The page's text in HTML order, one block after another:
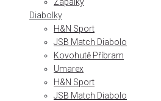
Diabolky
H&N Sport
JSB Match Diabolo
Kovohutě Příbram
Umarex
H&N Sport
JSB Match Diabolo